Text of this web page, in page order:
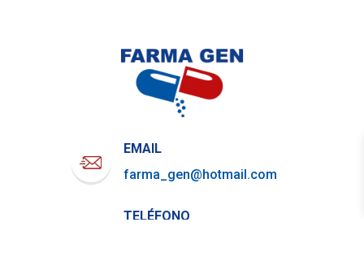
EMAIL
farma_gen@hotmail.com
TELÉFONO